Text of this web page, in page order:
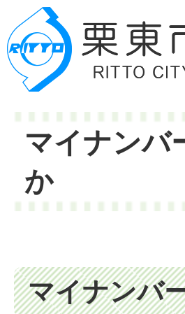
マイナンバ
か
マイナンバ